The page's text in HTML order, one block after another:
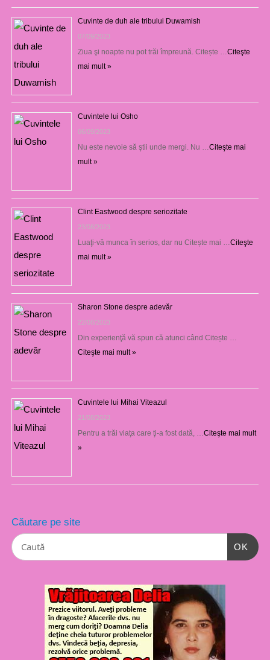
Cuvinte de duh ale tribului Duwamish
07/09/2023
Ziua şi noapte nu pot trăi împreună. Citește … Citeşte
mai mult »
Cuvintele lui Osho
06/09/2023
Nu este nevoie să ştii unde mergi. Nu … Citeşte mai
mult »
Clint Eastwood despre seriozitate
23/08/2023
Luaţi-vă munca în serios, dar nu Citește mai … Citeşte
mai mult »
Sharon Stone despre adevăr
22/08/2023
Din experienţă vă spun că atunci când Citește …
Citeşte mai mult »
Cuvintele lui Mihai Viteazul
21/08/2023
Pentru a trăi viaţa care ţi-a fost dată, … Citeşte mai mult
»
Căutare pe site
OK